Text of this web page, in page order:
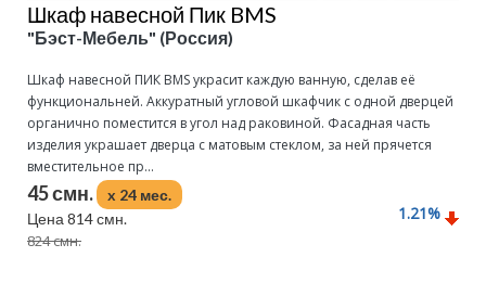
Шкаф навесной Пик BMS
"Бэст-Мебель" (Россия)
Шкаф навесной ПИК BMS украсит каждую ванную, сделав её
функциональней. Аккуратный угловой шкафчик с одной дверцей
органично поместится в угол над раковиной. Фасадная часть
изделия украшает дверца с матовым стеклом, за ней прячется
вместительное пр...
45 смн.
x 24 мес.
Цена 814 смн.
824 смн.
1.21%